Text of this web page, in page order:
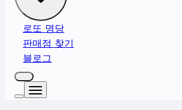
로또 명당
판매점 찾기
블로그